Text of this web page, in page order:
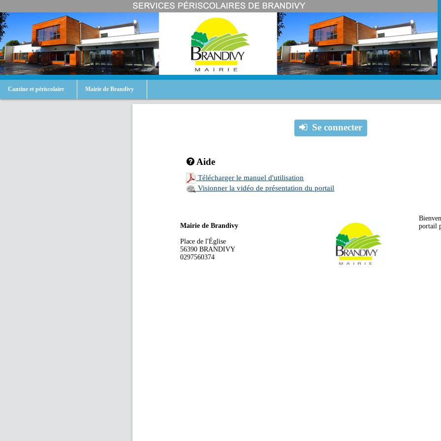
Cantine et périscolaire Mairie de Brandivy
Se connecter
Aide
Télécharger le manuel d'utilisation
Visionner la vidéo de présentation du portail
Mairie de Brandivy
Place de l'Église
56390 BRANDIVY
0297560374
portail